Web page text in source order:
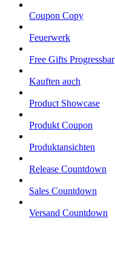
Coupon Copy
Feuerwerk
Free Gifts Progressbar
Kauften auch
Product Showcase
Produkt Coupon
Produktansichten
Release Countdown
Sales Countdown
Versand Countdown